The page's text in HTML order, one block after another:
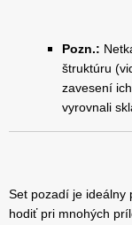
Pozn.:
štruktúru
zavesení
vyrovnali
Set pozadí je ideálny
hodiť pri mnohých